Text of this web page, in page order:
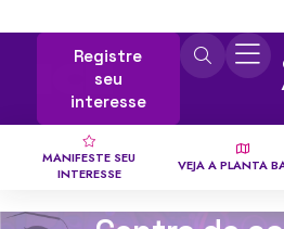
Registre
seu
interesse
MANIFESTE SEU
INTERESSE
VEJA A PLANTA